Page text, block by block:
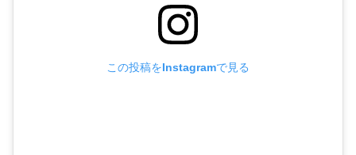
この投稿をInstagramで見る